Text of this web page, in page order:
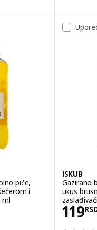
piće,
i
ml
0.5 l
ISKUB
Gazirano
ukus
119